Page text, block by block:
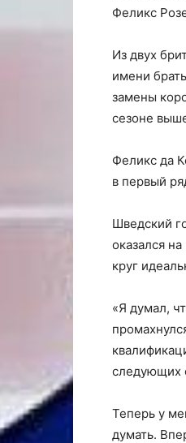
Феликс
Из двух
имени
замены
сезоне
Феликс да
в первый
Шведский
оказался
круг
«Я думал,
следующих
Теперь у
думать.